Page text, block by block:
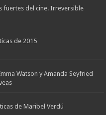
fuertes del cine. Irreversible
de 2015
Watson y Amanda Seyfried
de Maribel Verdú